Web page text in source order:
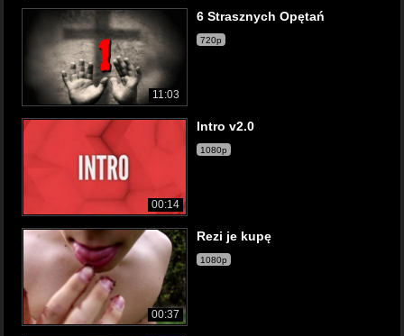
11:03
6 Strasznych Opętań
720p
00:14
Intro v2.0
1080p
00:37
Rezi je kupę
1080p